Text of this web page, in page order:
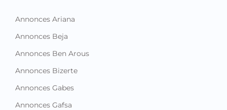
Annonces Ariana
Annonces Beja
Annonces Ben Arous
Annonces Bizerte
Annonces Gabes
Annonces Gafsa